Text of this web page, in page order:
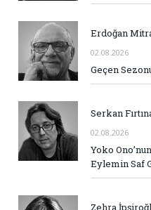
Erdoğan
02.08.2026
Geçen
Serkan
02.08.2026
Yoko
Eylemin Saf
Zehra